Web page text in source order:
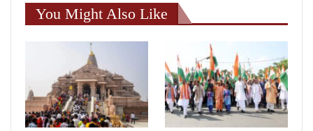
You Might Also Like